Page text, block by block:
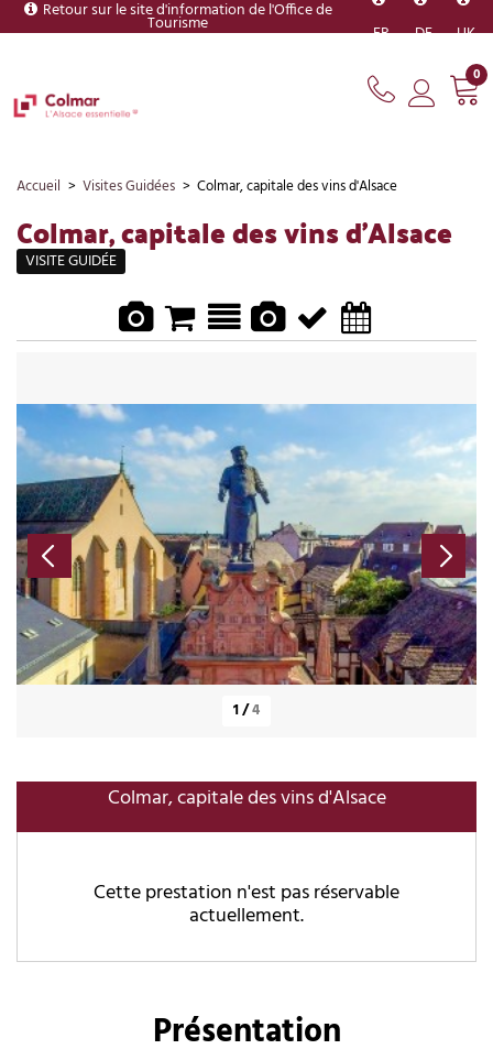
Retour sur le site d'information de l'Office de
Tourisme FR DE UK
0
Accueil > Visites Guidées > Colmar, capitale des vins d'Alsace
Colmar, capitale des vins d'Alsace
VISITE GUIDÉE
1/4
Colmar, capitale des vins d'Alsace
Cette prestation n'est pas réservable
actuellement.
Présentation